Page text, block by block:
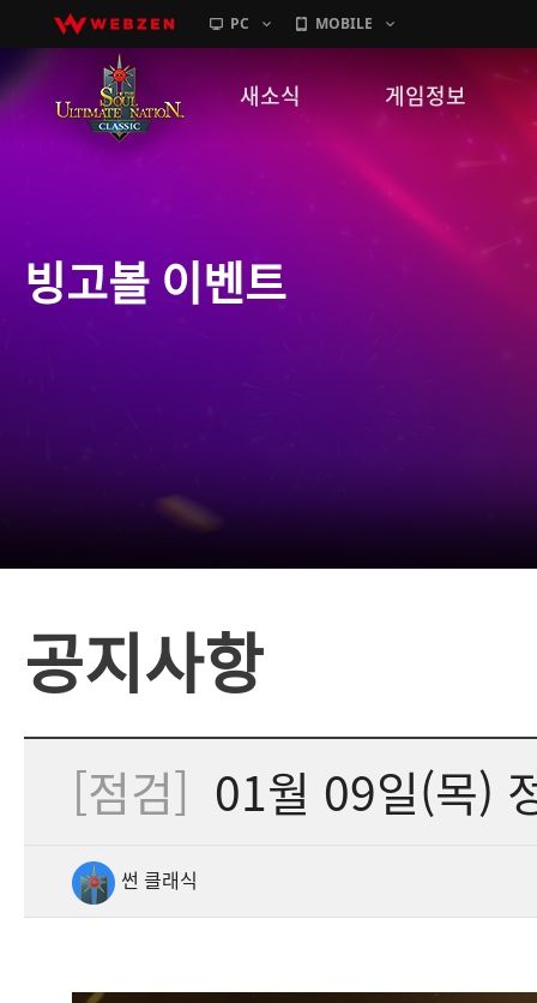
PC MOBILE
새소식
GM노트
게임정보
캐릭터소개
빙고볼 이벤트
공지사항
[점검] 01월 09일(목)
썬 클래식